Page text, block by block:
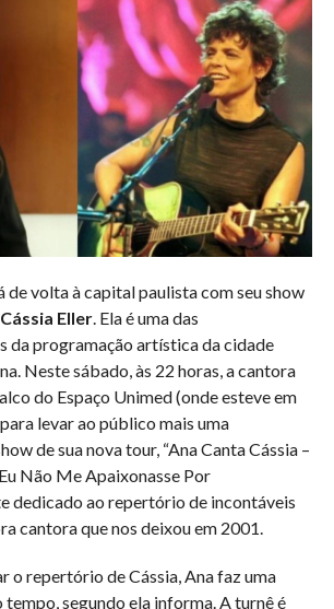
de volta à capital paulista com seu show
Cássia Eller. Ela é uma das
da programação artística da cidade
Neste sábado, às 22 horas, a cantora
do Espaço Unimed (onde esteve em
levar ao público mais uma
de sua nova tour, “Ana Canta Cássia –
Não Me Apaixonasse Por
dedicado ao repertório de incontáveis
cantora que nos deixou em 2001.
o repertório de Cássia, Ana faz uma
tempo, segundo ela informa. A turnê é